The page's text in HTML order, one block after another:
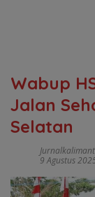
Wabup
Jalan
Selatan
9 Agustus